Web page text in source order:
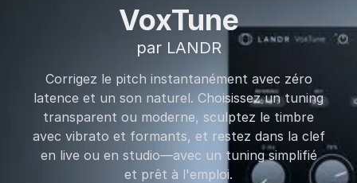
VoxTune
par LANDR
Corrigez le pitch instantanément avec zéro
latence et un son naturel. Choisissez un tuning
transparent ou moderne, sculptez le timbre
avec vibrato et formants, et restez dans la clef
en live ou en studio—avec un tuning simplifié
et prêt à l'emploi.